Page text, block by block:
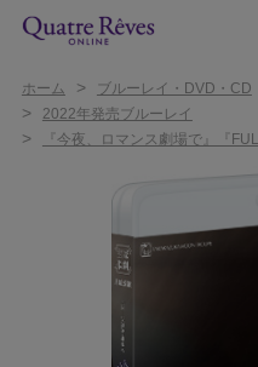
ホーム > ブルーレイ・DVD・CD
> 2022年発売ブルーレイ
> 『今夜、ロマンス劇場で』『